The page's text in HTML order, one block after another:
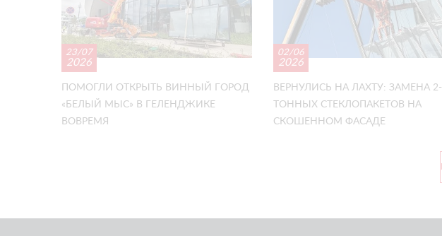
23/07
2026
ПОМОГЛИ ОТКРЫТЬ ВИННЫЙ ГОРОД
«БЕЛЫЙ МЫС» В ГЕЛЕНДЖИКЕ
ВОВРЕМЯ
02/06
2026
ВЕРНУЛИСЬ НА ЛАХТУ: ЗАМЕНА 2-
ТОННЫХ СТЕКЛОПАКЕТОВ НА
СКОШЕННОМ ФАСАДЕ